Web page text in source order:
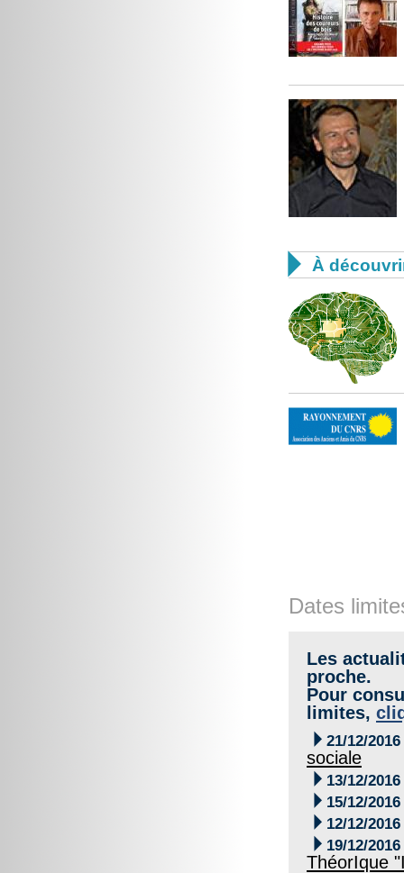
 À
Dates
Les
proche.
Pour
limites,
 21/12/2016
sociale
 13/12/2016
 15/12/2016
 12/12/2016
 19/12/2016
ThéorIque